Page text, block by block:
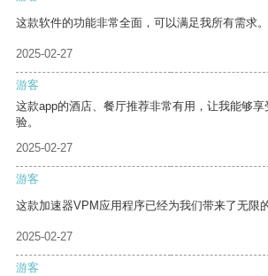
这款软件的功能非常全面，可以满足我所有需求。
2025-02-27
游客
这款app的酒店、餐厅推荐非常有用，让我能够
验。
2025-02-27
游客
这款加速器VPM应用程序已经为我们带来了无限
2025-02-27
游客